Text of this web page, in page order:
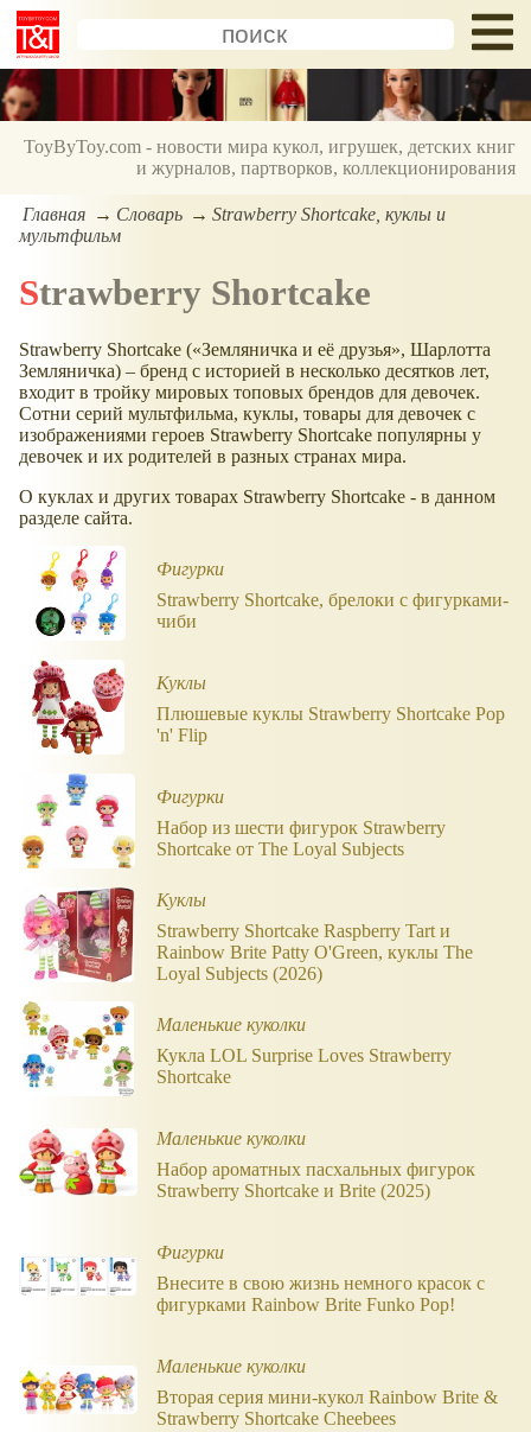
ToyByToy.com - новости мира кукол, игрушек, детских книг
и журналов, партворков, коллекционирования
Главная Словарь
Strawberry Shortcake, куклы и
мультфильм
Strawberry Shortcake
Strawberry Shortcake ( Земляничка и её друзья , Шарлотта
Земляничка) – бренд с историей в несколько десятков лет,
входит в тройку мировых топовых брендов для девочек.
Сотни серий мультфильма, куклы, товары для девочек с
изображениями героев Strawberry Shortcake популярны у
девочек и их родителей в разных странах мира.
О куклах и других товарах Strawberry Shortcake - в данном
разделе сайта.
Фигурки
Strawberry Shortcake, брелоки с фигурками-
чиби
Куклы
Плюшевые куклы Strawberry Shortcake Pop
'n' Flip
Фигурки
Набор из шести фигурок Strawberry
Shortcake от The Loyal Subjects
Куклы
Strawberry Shortcake Raspberry Tart и
Rainbow Brite Patty O'Green, куклы The
Loyal Subjects (2026)
Маленькие куколки
Кукла LOL Surprise Loves Strawberry
Shortcake
Маленькие куколки
Набор ароматных пасхальных фигурок
Strawberry Shortcake и Brite (2025)
Фигурки
Внесите в свою жизнь немного красок с
фигурками Rainbow Brite Funko Pop!
Маленькие куколки
Вторая серия мини-кукол Rainbow Brite &
Strawberry Shortcake Cheebees